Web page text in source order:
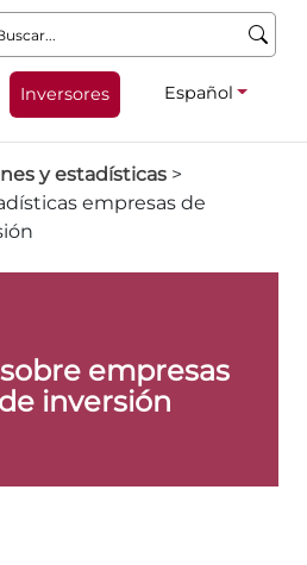
Inversores Español
y estadísticas >
empresas de
empresas
inversión